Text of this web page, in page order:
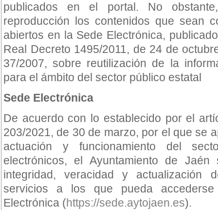
publicados en el portal. No
reproducción los contenidos que sean
abiertos en la Sede Electrónica,
Real Decreto 1495/2011, de 24 de
37/2007, sobre reutilización de la
para el ámbito del sector público estatal
Sede Electrónica
De acuerdo con lo establecido por el
203/2021, de 30 de marzo, por el que se
actuación y funcionamiento del
electrónicos, el Ayuntamiento de
integridad, veracidad y actualización
servicios a los que pueda
Electrónica (https://sede.aytojaen.es).